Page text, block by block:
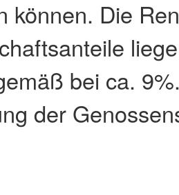
können. Die
bei ca.
der